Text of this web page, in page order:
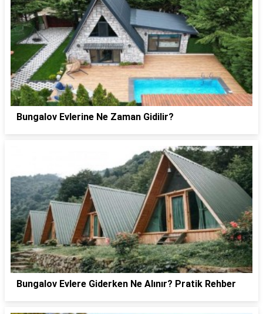
Bungalov Evlerine Ne Zaman Gidilir?
Bungalov Evlere Giderken Ne Alınır? Pratik Rehber